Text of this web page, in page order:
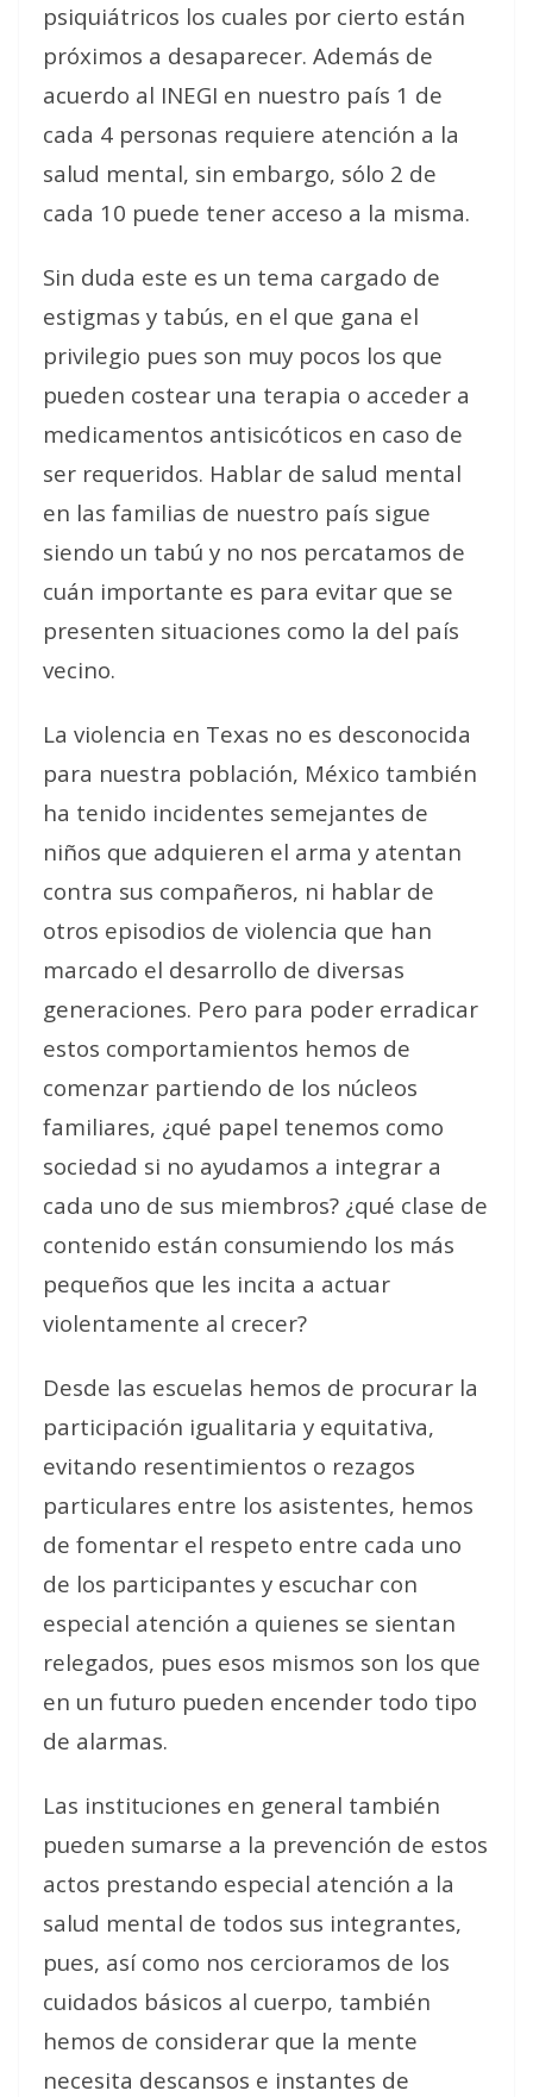
psiquiátricos los cuales por cierto están
próximos a desaparecer. Además de
acuerdo al INEGI en nuestro país 1 de
cada 4 personas requiere atención a la
salud mental, sin embargo, sólo 2 de
cada 10 puede tener acceso a la misma.
Sin duda este es un tema cargado de
estigmas y tabús, en el que gana el
privilegio pues son muy pocos los que
pueden costear una terapia o acceder a
medicamentos antisicóticos en caso de
ser requeridos. Hablar de salud mental
en las familias de nuestro país sigue
siendo un tabú y no nos percatamos de
cuán importante es para evitar que se
presenten situaciones como la del país
vecino.
La violencia en Texas no es desconocida
para nuestra población, México también
ha tenido incidentes semejantes de
niños que adquieren el arma y atentan
contra sus compañeros, ni hablar de
otros episodios de violencia que han
marcado el desarrollo de diversas
generaciones. Pero para poder erradicar
estos comportamientos hemos de
comenzar partiendo de los núcleos
familiares, ¿qué papel tenemos como
sociedad si no ayudamos a integrar a
cada uno de sus miembros? ¿qué clase de
contenido están consumiendo los más
pequeños que les incita a actuar
violentamente al crecer?
Desde las escuelas hemos de procurar la
participación igualitaria y equitativa,
evitando resentimientos o rezagos
particulares entre los asistentes, hemos
de fomentar el respeto entre cada uno
de los participantes y escuchar con
especial atención a quienes se sientan
relegados, pues esos mismos son los que
en un futuro pueden encender todo tipo
de alarmas.
Las instituciones en general también
pueden sumarse a la prevención de estos
actos prestando especial atención a la
salud mental de todos sus integrantes,
pues, así como nos cercioramos de los
cuidados básicos al cuerpo, también
hemos de considerar que la mente
necesita descansos e instantes de